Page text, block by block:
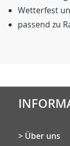
Wetterfest
passend zu
Über uns